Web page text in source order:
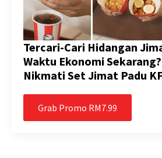
Tercari-Cari Hidangan
Waktu Ekonomi
Nikmati Set Jimat Padu
Grab Promo RM7.99